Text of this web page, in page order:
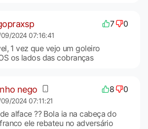
7 0
2024 07:16:41
1 vez que vejo um goleiro
os lados das cobranças
nego 8 0
2024 07:11:21
alface ?? Bola ia na cabeça do
ele rebateu no adversário